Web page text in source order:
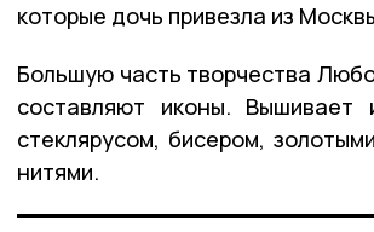
которые дочь привезла из
Большую часть творчества
составляют иконы. Вышивает
стеклярусом, бисером,
нитями.